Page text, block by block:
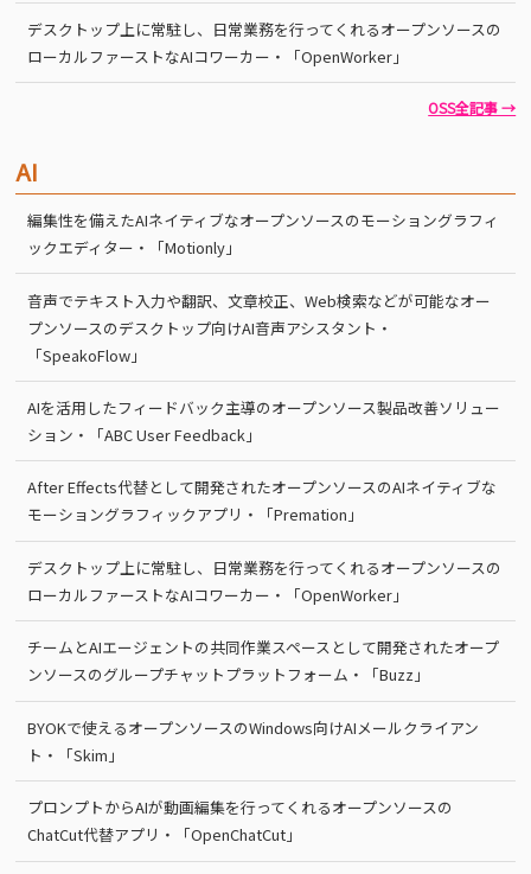
デスクトップ上に常駐し、日常業務を行ってくれるオープンソースの
ローカルファーストなAIコワーカー・「OpenWorker」
OSS全記事 →
AI
編集性を備えたAIネイティブなオープンソースのモーショングラフィ
ックエディター・「Motionly」
音声でテキスト入力や翻訳、文章校正、Web検索などが可能なオー
プンソースのデスクトップ向けAI音声アシスタント・
「SpeakoFlow」
AIを活用したフィードバック主導のオープンソース製品改善ソリュー
ション・「ABC User Feedback」
After Effects代替として開発されたオープンソースのAIネイティブな
モーショングラフィックアプリ・「Premation」
デスクトップ上に常駐し、日常業務を行ってくれるオープンソースの
ローカルファーストなAIコワーカー・「OpenWorker」
チームとAIエージェントの共同作業スペースとして開発されたオープ
ンソースのグループチャットプラットフォーム・「Buzz」
BYOKで使えるオープンソースのWindows向けAIメールクライアン
ト・「Skim」
プロンプトからAIが動画編集を行ってくれるオープンソースの
ChatCut代替アプリ・「OpenChatCut」